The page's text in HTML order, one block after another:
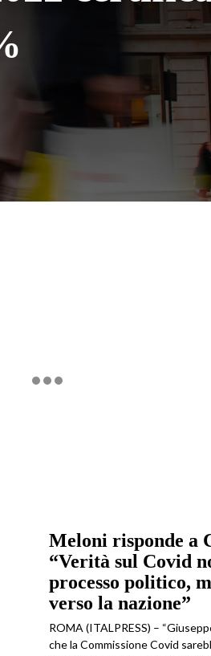
Meloni risponde a
“Verità sul Covid
processo politico,
verso la nazione”
ROMA (ITALPRESS) –
che la Commissione Covid